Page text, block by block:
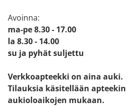
Avoinna:
ma-pe 8.30 - 17.00
la 8.30 - 14.00
su ja pyhät suljettu
Verkkoapteekki on aina auki.
Tilauksia käsitellään apteekin
aukioloaikojen mukaan.